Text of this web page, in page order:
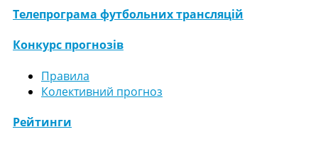
Телепрограма футбольних трансляцій
Конкурс прогнозів
Правила
Колективний прогноз
Рейтинги